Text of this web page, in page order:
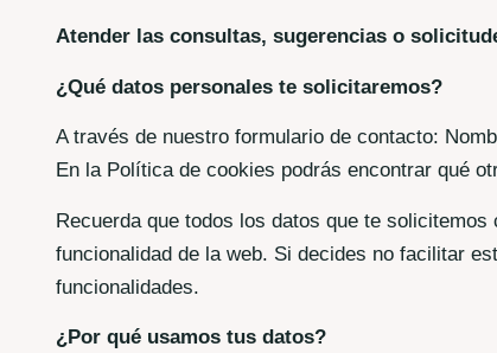
Atender las consultas, sugerencias o
¿Qué datos personales te solicitaremos?
A través de nuestro formulario de contacto:
En la Política de cookies podrás encontrar qué
Recuerda que todos los datos que te
funcionalidad de la web. Si decides no facilitar
funcionalidades.
¿Por qué usamos tus datos?